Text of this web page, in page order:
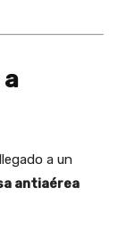
a un
antiaérea